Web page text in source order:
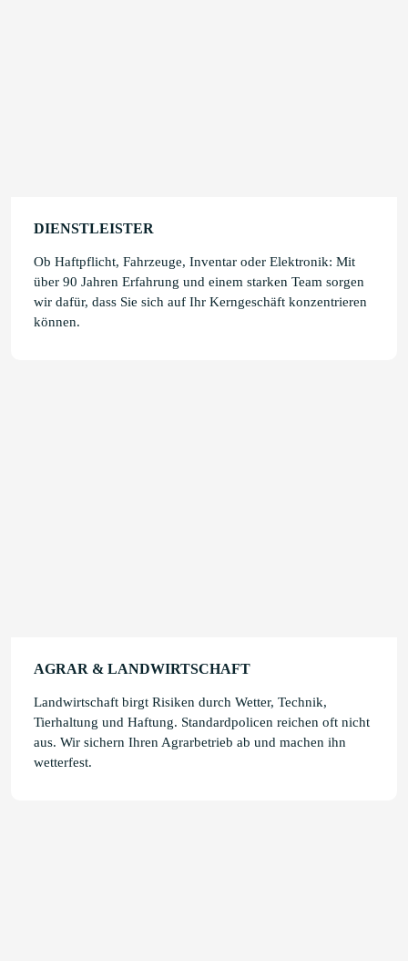
DIENSTLEISTER
Ob Haftpflicht, Fahrzeuge, Inventar oder Elektronik: Mit
über 90 Jahren Erfahrung und einem starken Team sorgen
wir dafür, dass Sie sich auf Ihr Kerngeschäft konzentrieren
können.
AGRAR & LANDWIRTSCHAFT
Landwirtschaft birgt Risiken durch Wetter, Technik,
Tierhaltung und Haftung. Standardpolicen reichen oft nicht
aus. Wir sichern Ihren Agrarbetrieb ab und machen ihn
wetterfest.